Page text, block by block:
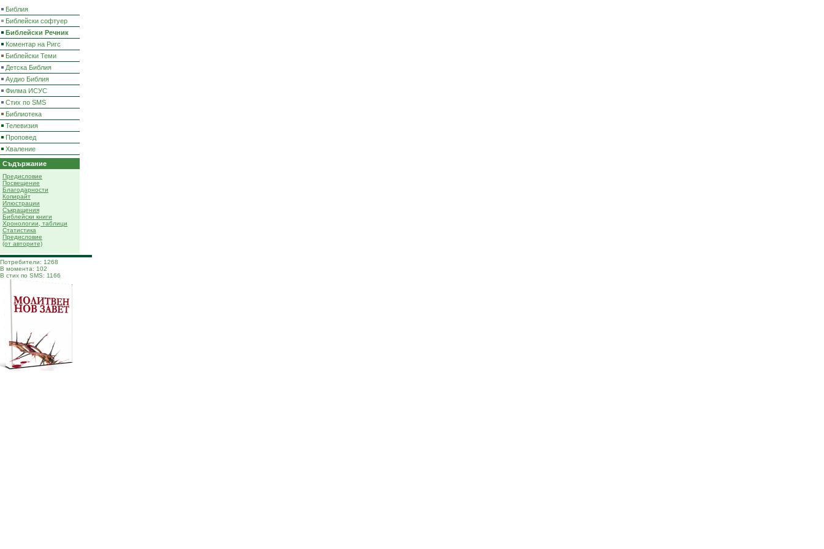
Библия
Библейски софтуер
Библейски Речник
Коментар на Ригс
Библейски Теми
Детска Библия
Аудио Библия
Филма ИСУС
Стих по SMS
Библиотека
Телевизия
Проповед
Хваление
Съдържание
Предисловие
Посвещение
Благодарности
Копирайт
Илюстрации
Съкращения
Библейски книги
Хронологии, таблици
Статистика
Предисловие
(от авторите)
Потребители: 1268
В момента: 102
В стих по SMS: 1166